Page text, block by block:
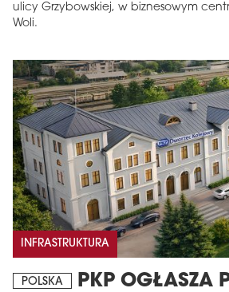
ulicy Grzybowskiej, w biznesowym
Woli.
INFRASTRUKTURA
POLSKA
PKP OGŁASZA